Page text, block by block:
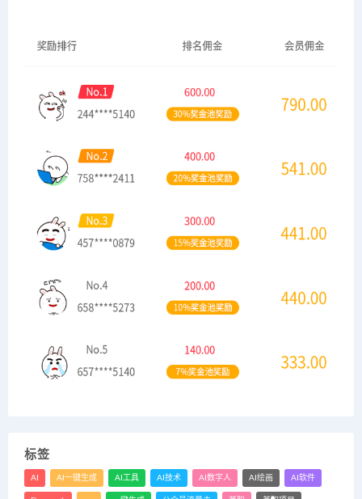
标签
AI AI一键生成 AI工具 AI技术 AI数字人 AI绘画 AI软件